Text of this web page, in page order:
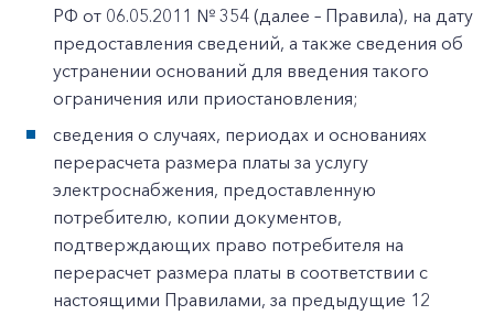
РФ от 06.05.2011 № 354 (далее – Правила), на дату
предоставления сведений, а также сведения об
устранении оснований для введения такого
ограничения или приостановления;
сведения о случаях, периодах и основаниях
перерасчета размера платы за услугу
электроснабжения, предоставленную
потребителю, копии документов,
подтверждающих право потребителя на
перерасчет размера платы в соответствии с
настоящими Правилами, за предыдущие 12